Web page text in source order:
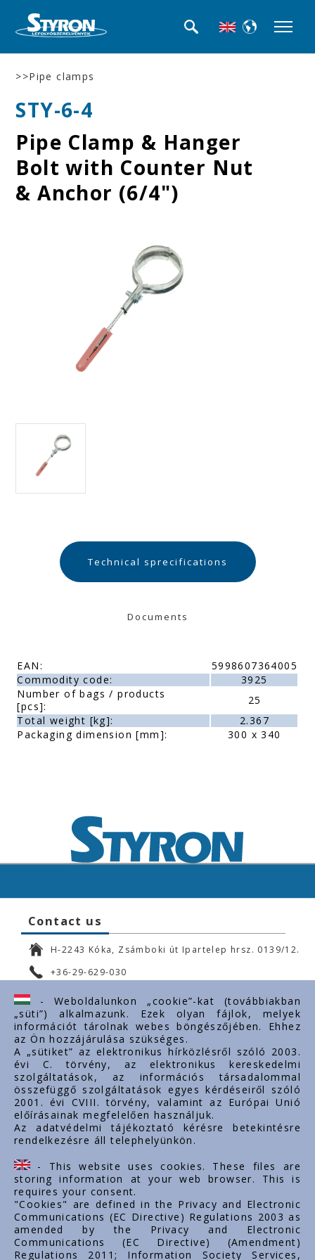
>>Pipe clamps
STY-6-4
Pipe Clamp & Hanger
Bolt with Counter Nut
& Anchor (6/4")
Technical sprecifications
Documents
EAN:
5998607364005
Commodity code:
3925
Number of bags / products
[pcs]:
25
Total weight [kg]:
2.367
Packaging dimension [mm]:
300 x 340
Contact us
H-2243 Kóka, Zsámboki út Ipartelep hrsz. 0139/12.
+36-29-629-030
ertekesites@styron.hu
export@styron.hu
www.styron.hu
Important links
About us
Documents
Contacts
Career
- Weboldalunkon „cookie”-kat (továbbiakban
„süti”) alkalmazunk. Ezek olyan fájlok, melyek
információt tárolnak webes böngészőjében. Ehhez
az Ön hozzájárulása szükséges.
A „sütiket” az elektronikus hírközlésről szóló 2003.
évi C. törvény, az elektronikus kereskedelmi
szolgáltatások, az információs társadalommal
összefüggő szolgáltatások egyes kérdéseiről szóló
2001. évi CVIII. törvény, valamint az Európai Unió
előírásainak megfelelően használjuk.
Az adatvédelmi tájékoztató kérésre betekintésre
rendelkezésre áll telephelyünkön.
- This website uses cookies. These files are
storing information at your web browser. This is
requires your consent.
"Cookies" are defined in the Privacy and Electronic
Communications (EC Directive) Regulations 2003 as
amended by the Privacy and Electronic
Communications (EC Directive) (Amendment)
Regulations 2011; Information Society Services,